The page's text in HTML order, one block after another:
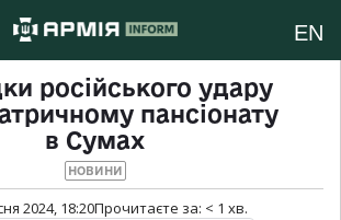
EN
російського удару
пансіонату
в Сумах
НОВИНИ
2024, 18:20Прочитаєте за: < 1 хв.